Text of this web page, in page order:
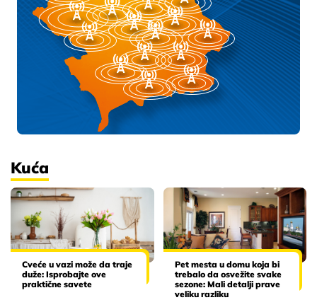
Kuća
Cveće u vazi može da traje
duže: Isprobajte ove
praktične savete
Pet mesta u domu koja bi
trebalo da osvežite svake
sezone: Mali detalji prave
veliku razliku